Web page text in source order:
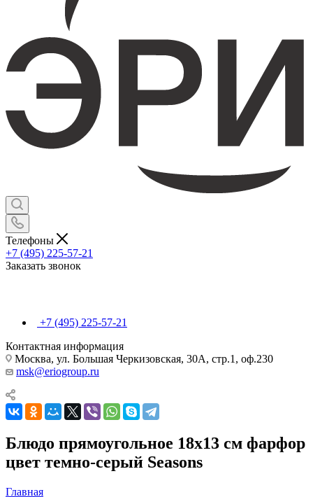
Телефоны
+7 (495) 225-57-21
Заказать звонок
+7 (495) 225-57-21
Контактная информация
Москва, ул. Большая Черкизовская, 30А, стр.1, оф.230
msk@eriogroup.ru
Блюдо прямоугольное 18х13 см фарфор
цвет темно-серый Seasons
Главная